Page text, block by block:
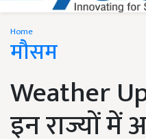
Home
मौसम
Weather
इन राज्यों